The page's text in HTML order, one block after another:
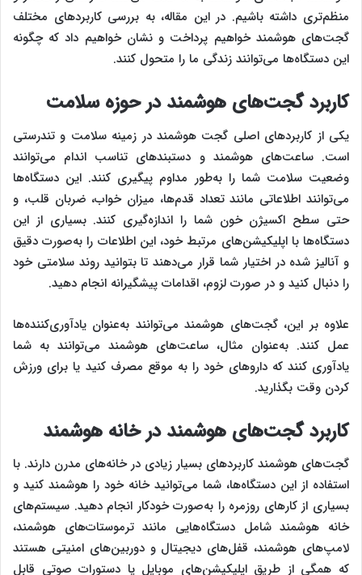
منظم‌تری داشته باشیم. در این مقاله، به بررسی کاربردهای مختلف
گجت‌های هوشمند خواهیم پرداخت و نشان خواهیم داد که چگونه
این دستگاه‌ها می‌توانند زندگی ما را متحول کنند.
کاربرد گجت‌های هوشمند در حوزه سلامت
یکی از کاربردهای اصلی گجت‌ هوشمند در زمینه سلامت و تندرستی
است. ساعت‌های هوشمند و دستبندهای تناسب اندام می‌توانند
وضعیت سلامت شما را به‌طور مداوم پیگیری کنند. این دستگاه‌ها
می‌توانند اطلاعاتی مانند تعداد قدم‌ها، میزان خواب، ضربان قلب، و
حتی سطح اکسیژن خون شما را اندازه‌گیری کنند. بسیاری از این
دستگاه‌ها با اپلیکیشن‌های مرتبط خود، این اطلاعات را به‌صورت دقیق
و آنالیز شده در اختیار شما قرار می‌دهند تا بتوانید روند سلامتی خود
را دنبال کنید و در صورت لزوم، اقدامات پیشگیرانه انجام دهید.
علاوه بر این، گجت‌های هوشمند می‌توانند به‌عنوان یادآوری‌کننده‌ها
عمل کنند. به‌عنوان مثال، ساعت‌های هوشمند می‌توانند به شما
یادآوری کنند که داروهای خود را به موقع مصرف کنید یا برای ورزش
کردن وقت بگذارید.
کاربرد گجت‌های هوشمند در خانه هوشمند
گجت‌های هوشمند کاربردهای بسیار زیادی در خانه‌های مدرن دارند. با
استفاده از این دستگاه‌ها، شما می‌توانید خانه خود را هوشمند کنید و
بسیاری از کارهای روزمره را به‌صورت خودکار انجام دهید. سیستم‌های
خانه هوشمند شامل دستگاه‌هایی مانند ترموستات‌های هوشمند،
لامپ‌های هوشمند، قفل‌های دیجیتال و دوربین‌های امنیتی هستند
که همگی از طریق اپلیکیشن‌های موبایل یا دستورات صوتی قابل